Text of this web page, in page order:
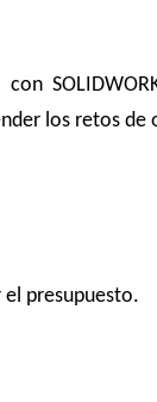
los retos
presupuesto.